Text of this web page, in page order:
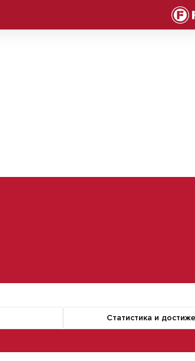
Статистика и